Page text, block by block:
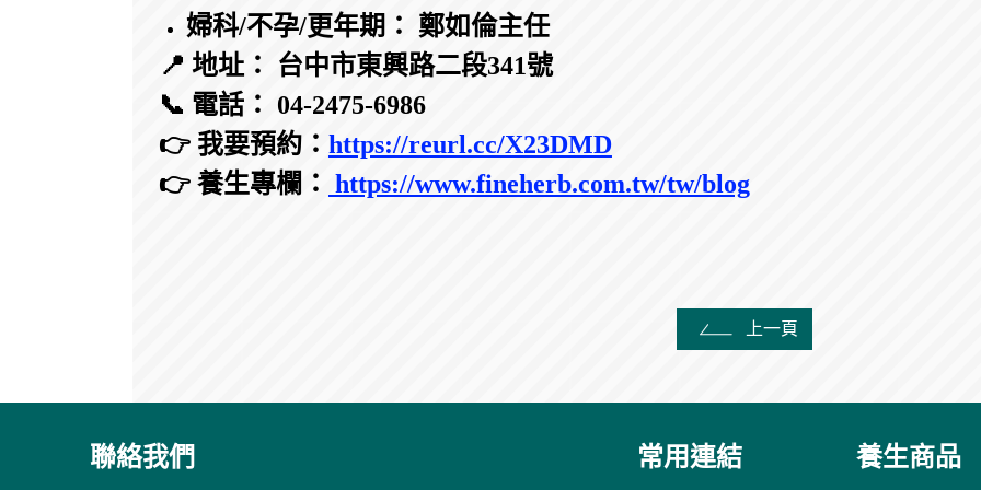
婦科/不孕/更年期： 鄭如倫主任
📍 地址： 台中市東興路二段341號
📞 電話： 04-2475-6986
👉 我要預約： https://reurl.cc/X23DMD
👉 養生專欄： https://www.fineherb.com.tw/tw/blog
上一頁
聯絡我們 常用連結 養生商品